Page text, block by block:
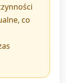
co